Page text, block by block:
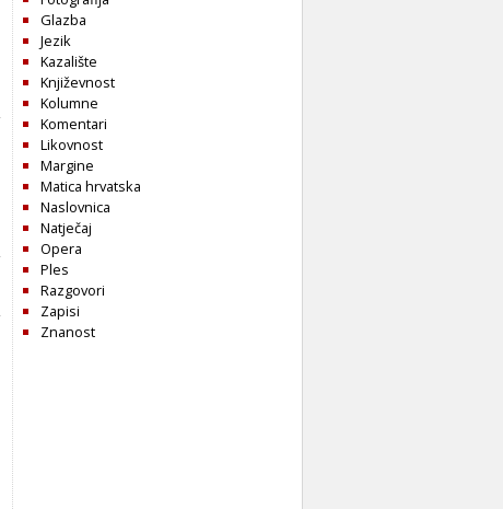
Glazba
Jezik
Kazalište
Književnost
Kolumne
Komentari
Likovnost
Margine
Matica hrvatska
Naslovnica
Natječaj
Opera
Ples
Razgovori
Zapisi
Znanost